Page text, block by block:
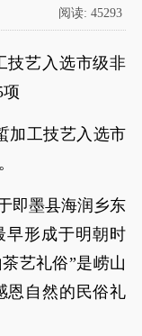
阅读: 45293
技艺入选市级非
加工技艺入选市
即墨县海润乡东
早形成于明朝时
艺礼俗”是崂山
恩自然的民俗礼